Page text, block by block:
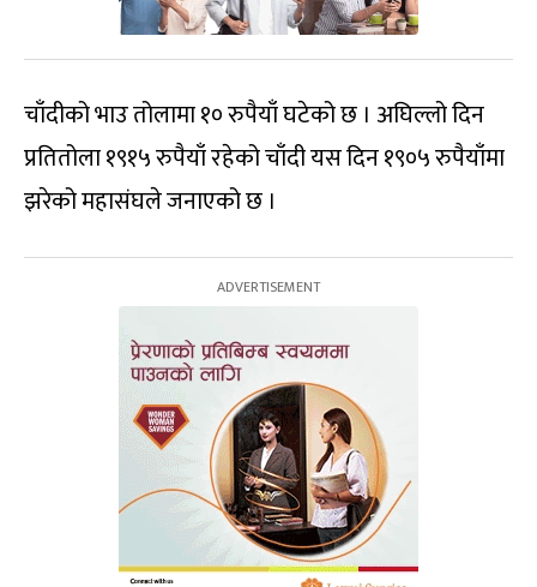
चाँदीको भाउ तोलामा १० रुपैयाँ घटेको छ । अघिल्लो दिन
प्रतितोला १९१५ रुपैयाँ रहेको चाँदी यस दिन १९०५ रुपैयाँमा
झरेको महासंघले जनाएको छ ।